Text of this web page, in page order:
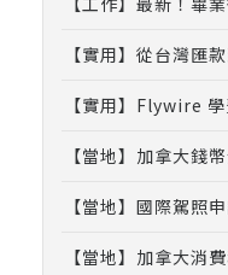
【實用】從台灣匯
【實用】Flywire
【當地】加拿大錢
【當地】國際駕照
【當地】加拿大消